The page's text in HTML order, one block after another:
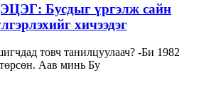
Бусдыг үргэлж сайн
хичээдэг
товч танилцуулаач? -Би 1982
Аав минь Бу